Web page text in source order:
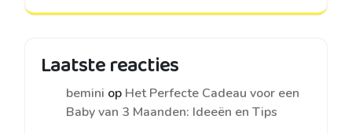
Laatste reacties
bemini op Het Perfecte Cadeau voor een
Baby van 3 Maanden: Ideeën en Tips